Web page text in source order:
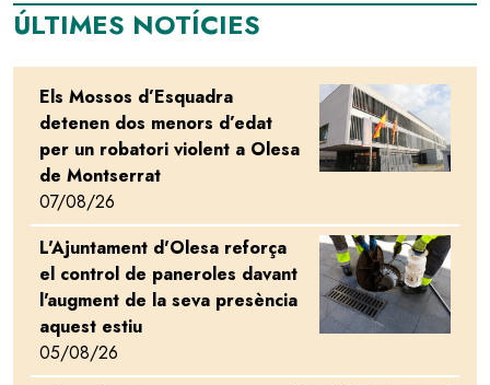
ÚLTIMES NOTÍCIES
Els Mossos d’Esquadra
detenen dos menors d’edat
per un robatori violent a Olesa
de Montserrat
07/08/26
Image
L'Ajuntament d'Olesa reforça
el control de paneroles davant
l'augment de la seva presència
aquest estiu
05/08/26
Image